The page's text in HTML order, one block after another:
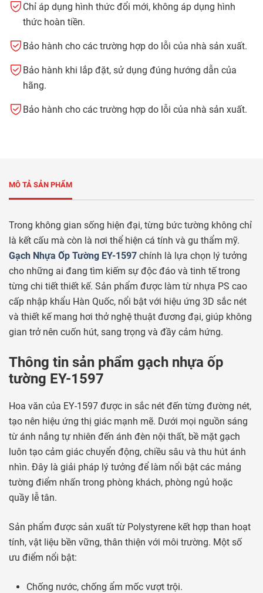
Chỉ áp dụng hình thức đổi mới, không áp dụng hình
thức hoàn tiền.
Bảo hành cho các trường hợp do lỗi của nhà sản xuất.
Bảo hành khi lắp đặt, sử dụng đúng hướng dẫn của
hãng.
Bảo hành cho các trường hợp do lỗi của nhà sản xuất.
MÔ TẢ SẢN PHẨM
Trong không gian sống hiện đại, từng bức tường không chỉ
là kết cấu mà còn là nơi thể hiện cá tính và gu thẩm mỹ.
Gạch Nhựa Ốp Tường EY-1597 chính là lựa chọn lý tưởng
cho những ai đang tìm kiếm sự độc đáo và tinh tế trong
từng chi tiết thiết kế. Sản phẩm được làm từ nhựa PS cao
cấp nhập khẩu Hàn Quốc, nổi bật với hiệu ứng 3D sắc nét
và thiết kế mang hơi thở nghệ thuật đương đại, giúp không
gian trở nên cuốn hút, sang trọng và đầy cảm hứng.
Thông tin sản phẩm gạch nhựa ốp
tường EY-1597
Hoa văn của EY-1597 được in sắc nét đến từng đường nét,
tạo nên hiệu ứng thị giác mạnh mẽ. Dưới mọi nguồn sáng
từ ánh nắng tự nhiên đến ánh đèn nội thất, bề mặt gạch
luôn tạo cảm giác chuyển động, chiều sâu và thu hút ánh
nhìn. Đây là giải pháp lý tưởng để làm nổi bật các mảng
tường điểm nhấn trong phòng khách, phòng ngủ hoặc
quầy lễ tân.
Sản phẩm được sản xuất từ Polystyrene kết hợp than hoạt
tính, vật liệu bền vững, thân thiện với môi trường. Một số
ưu điểm nổi bật:
Chống nước, chống ẩm mốc vượt trội.